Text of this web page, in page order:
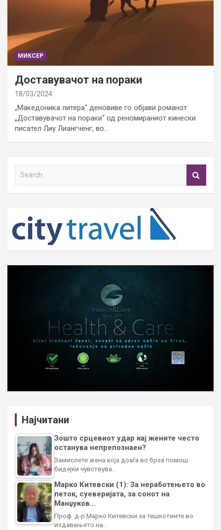
МИКСЕР
Доставувачот на пораки
18/03/2024
„Македоника литера“ деновиве го објави романот
„Доставувачот на пораки“ од реномираниот кинески
писател Лиу Лиангченг, во…
h
Најчитани
Зошто срцевиот удар кај жените често
останува непрепознаен?
Замислете жена која доаѓа во брза помош
бидејќи чувствува…
Марко Китевски (1): За неработењето во
петок, суеверијата, за сонот на
Манџуков…
Проф. д-р Марко Китевски за тешкотиите во
издавањето на…